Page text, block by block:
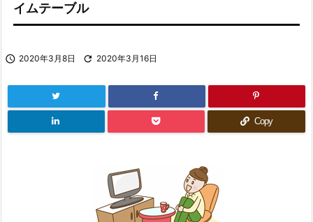
イムテーブル
 2020年3月8日  2020年3月16日
Copy